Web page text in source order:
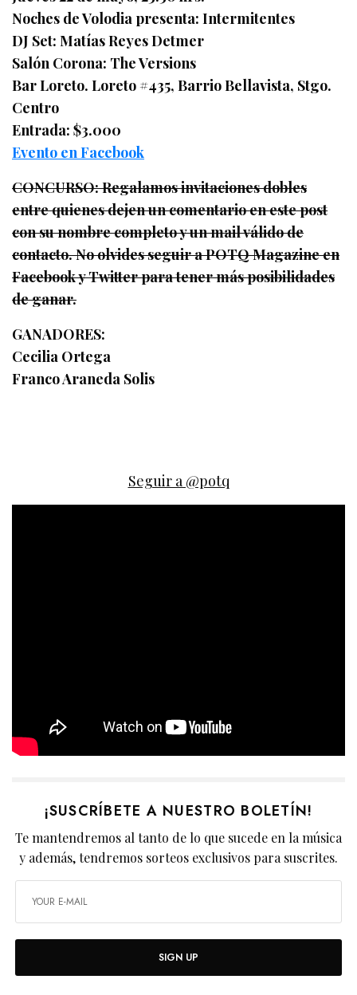
Noches de Volodia presenta: Intermitentes
DJ Set: Matías Reyes Detmer
Salón Corona: The Versions
Bar Loreto. Loreto #435, Barrio Bellavista, Stgo.
Centro
Entrada: $3.000
Evento en Facebook
CONCURSO: Regalamos invitaciones dobles
entre quienes dejen un comentario en este post
con su nombre completo y un mail válido de
contacto. No olvides seguir a POTQ Magazine en
Facebook y Twitter para tener más posibilidades
de ganar.
GANADORES:
Cecilia Ortega
Franco Araneda Solis
Seguir a @potq
¡SUSCRÍBETE A NUESTRO BOLETÍN!
Te mantendremos al tanto de lo que sucede en la música
y además, tendremos sorteos exclusivos para suscrites.
SIGN UP